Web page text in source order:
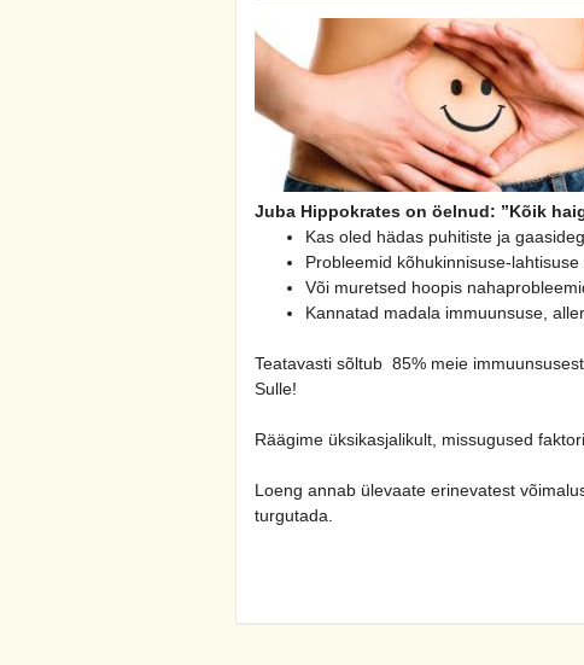
Juba Hippokrates on öelnud: ”Kõik
Kas oled hädas puhitiste ja
Probleemid kõhukinnisuse-
Või muretsed hoopis
Kannatad madala immuunsuse,
Teatavasti sõltub 85% meie
Sulle!
Räägime üksikasjalikult, missugused
Loeng annab ülevaate erinevatest
turgutada.